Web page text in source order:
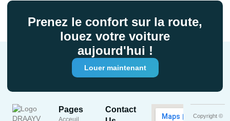
Prenez le confort sur la route,
louez votre voiture
aujourd'hui !
Louer maintenant
Pages
Acceuil
Contact
Copyright ©